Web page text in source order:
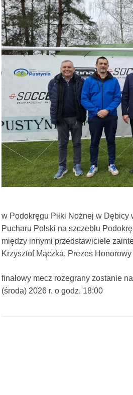
w Podokręgu Piłki Nożnej w
Pucharu Polski na szczeblu
między innymi przedstawiciele
Krzysztof Mączka, Prezes
finałowy mecz rozegrany zostanie
(środa) 2026 r. o godz. 18:00